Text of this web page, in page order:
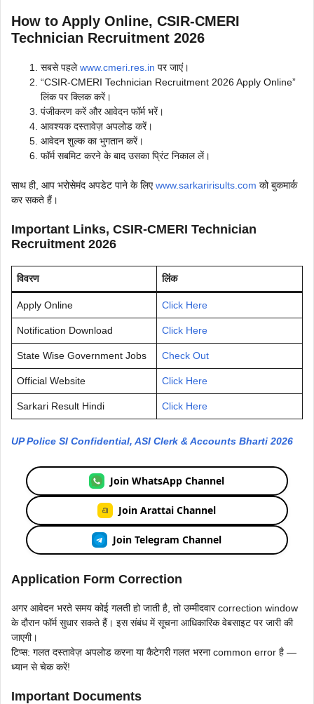
How to Apply Online, CSIR-CMERI
Technician Recruitment 2026
सबसे पहलेwww.cmeri.res.in पर जाएं।
“CSIR-CMERI Technician Recruitment 2026 Apply Online”
लिंक पर क्लिक करें।
पंजीकरण करें और आवेदन फॉर्म भरें।
आवश्यक दस्तावेज़ अपलोड करें।
आवेदन शुल्क का भुगतान करें।
फॉर्म सबमिट करने के बाद उसका प्रिंट निकाल लें।
साथ ही, आप भरोसेमंद अपडेट पाने के लिएwww.sarkaririsults.com को बुकमार्क
कर सकते हैं।
Important Links, CSIR-CMERI Technician
Recruitment 2026
विवरण लिंक
Apply Online Click Here
Notification Download Click Here
State Wise Government Jobs Check Out
Official Website Click Here
Sarkari Result Hindi Click Here
UP Police SI Confidential, ASI Clerk & Accounts Bharti 2026
Join WhatsApp Channel
Join Arattai Channel
Join Telegram Channel
Application Form Correction
अगर आवेदन भरते समय कोई गलती हो जाती है, तो उम्मीदवार correction window
के दौरान फॉर्म सुधार सकते हैं। इस संबंध में सूचना आधिकारिक वेबसाइट पर जारी की
जाएगी।
टिप्स: गलत दस्तावेज़ अपलोड करना या कैटेगरी गलत भरना common error है —
ध्यान से चेक करें!
Important Documents